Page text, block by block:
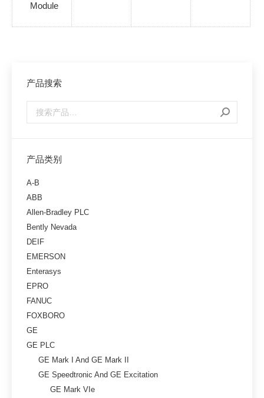
Module
产品搜索
产品类别
A-B
ABB
Allen-Bradley PLC
Bently Nevada
DEIF
EMERSON
Enterasys
EPRO
FANUC
FOXBORO
GE
GE PLC
GE Mark I And GE Mark II
GE Speedtronic And GE Excitation
GE Mark VIe